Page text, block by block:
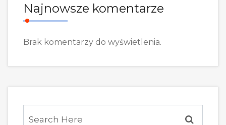
Najnowsze komentarze
Brak komentarzy do wyświetlenia.